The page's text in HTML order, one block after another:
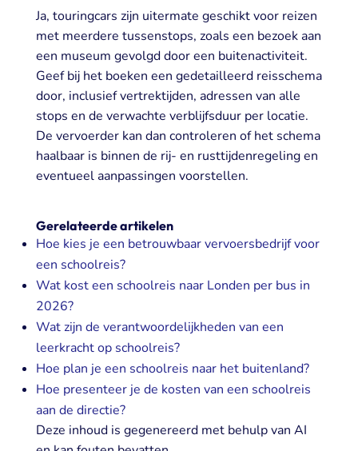
Ja, touringcars zijn uitermate geschikt voor reizen
met meerdere tussenstops, zoals een bezoek aan
een museum gevolgd door een buitenactiviteit.
Geef bij het boeken een gedetailleerd reisschema
door, inclusief vertrektijden, adressen van alle
stops en de verwachte verblijfsduur per locatie.
De vervoerder kan dan controleren of het schema
haalbaar is binnen de rij- en rusttijdenregeling en
eventueel aanpassingen voorstellen.
Gerelateerde artikelen
Hoe kies je een betrouwbaar vervoersbedrijf voor
een schoolreis?
Wat kost een schoolreis naar Londen per bus in
2026?
Wat zijn de verantwoordelijkheden van een
leerkracht op schoolreis?
Hoe plan je een schoolreis naar het buitenland?
Hoe presenteer je de kosten van een schoolreis
aan de directie?
Deze inhoud is gegenereerd met behulp van AI